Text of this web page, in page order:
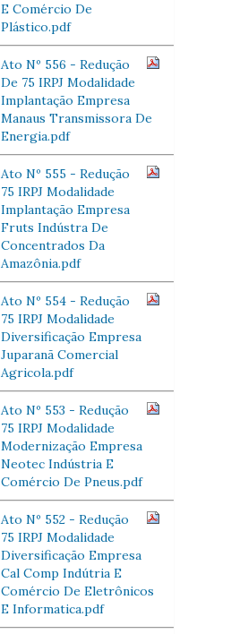
E Comércio De
Plástico.pdf
Ato Nº 556 - Redução
De 75 IRPJ Modalidade
Implantação Empresa
Manaus Transmissora De
Energia.pdf
Ato Nº 555 - Redução
75 IRPJ Modalidade
Implantação Empresa
Fruts Indústra De
Concentrados Da
Amazônia.pdf
Ato Nº 554 - Redução
75 IRPJ Modalidade
Diversificação Empresa
Juparanã Comercial
Agricola.pdf
Ato Nº 553 - Redução
75 IRPJ Modalidade
Modernização Empresa
Neotec Indústria E
Comércio De Pneus.pdf
Ato Nº 552 - Redução
75 IRPJ Modalidade
Diversificação Empresa
Cal Comp Indútria E
Comércio De Eletrônicos
E Informatica.pdf